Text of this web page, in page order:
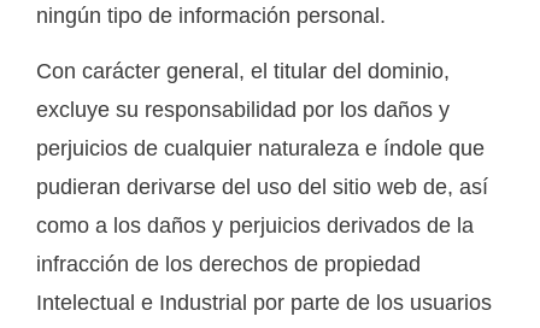
ningún tipo de información personal.
Con carácter general, el titular del dominio,
excluye su responsabilidad por los daños y
perjuicios de cualquier naturaleza e índole que
pudieran derivarse del uso del sitio web de, así
como a los daños y perjuicios derivados de la
infracción de los derechos de propiedad
Intelectual e Industrial por parte de los usuarios